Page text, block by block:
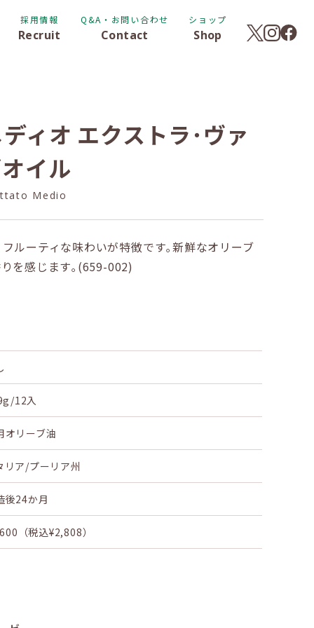
採用情報
Recruit
Q&A・お問い合わせ
Contact
ショップ
Shop
ィオ エクストラ･ヴァ
イル
Medio
ルーティな味わいが特徴です｡新鮮なオリーブ
を感じます｡(659-002)
12入
オリーブ油
リア/プーリア州
後24か月
（税込¥2,808）